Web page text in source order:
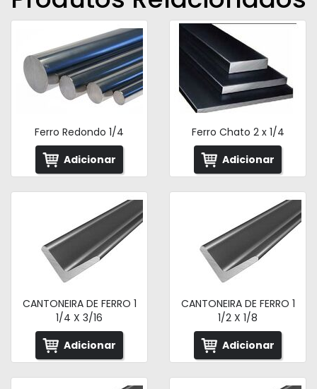
Ferro Redondo 1/4
Adicionar
Ferro Chato 2 x 1/4
Adicionar
CANTONEIRA DE FERRO 1
1/4 X 3/16
Adicionar
CANTONEIRA DE FERRO 1
1/2 X 1/8
Adicionar